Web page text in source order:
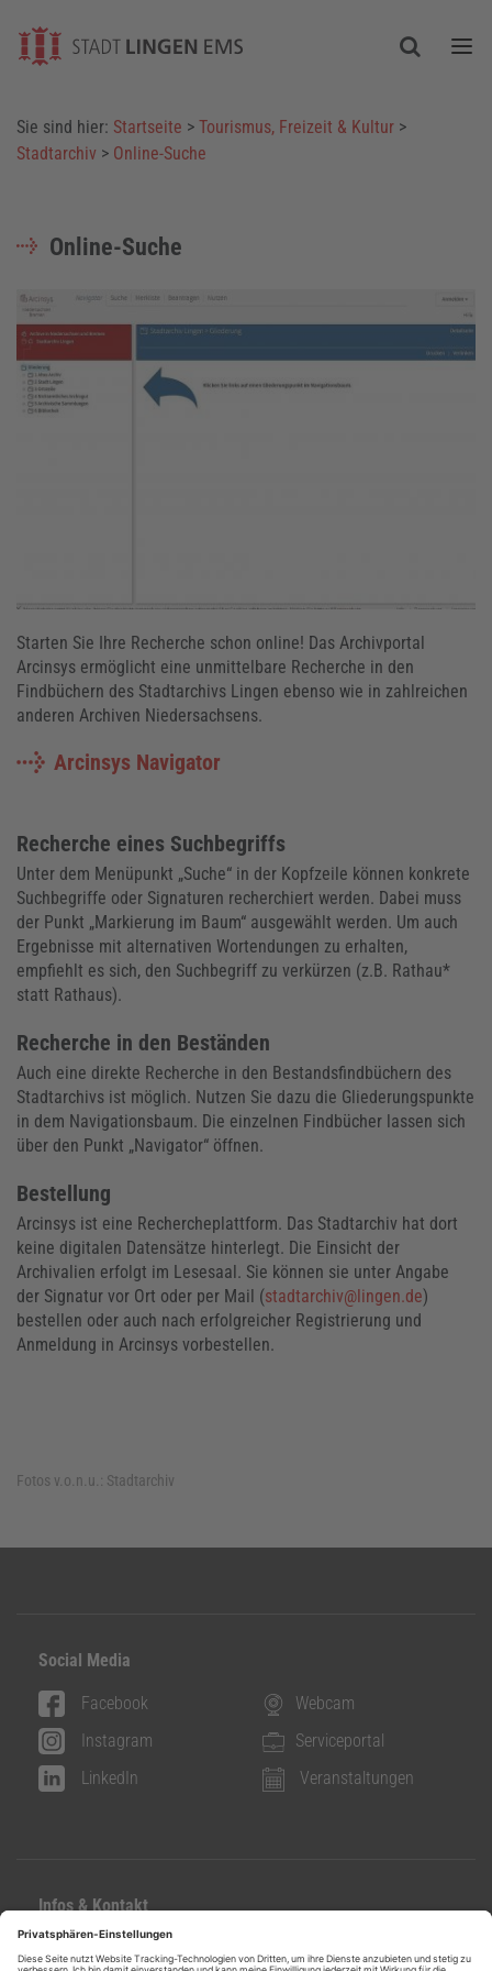
Sie sind hier: Startseite > Tourismus, Freizeit & Kultur >
Stadtarchiv > Online-Suche
Online-Suche
Starten Sie Ihre Recherche schon online! Das Archivportal
Arcinsys ermöglicht eine unmittelbare Recherche in den
Findbüchern des Stadtarchivs Lingen ebenso wie in zahlreichen
anderen Archiven Niedersachsens.
Arcinsys Navigator
Recherche eines Suchbegriffs
Unter dem Menüpunkt „Suche“ in der Kopfzeile können konkrete
Suchbegriffe oder Signaturen recherchiert werden. Dabei muss
der Punkt „Markierung im Baum“ ausgewählt werden. Um auch
Ergebnisse mit alternativen Wortendungen zu erhalten,
empfiehlt es sich, den Suchbegriff zu verkürzen (z.B. Rathau*
statt Rathaus).
Recherche in den Beständen
Auch eine direkte Recherche in den Bestandsfindbüchern des
Stadtarchivs ist möglich. Nutzen Sie dazu die Gliederungspunkte
in dem Navigationsbaum. Die einzelnen Findbücher lassen sich
über den Punkt „Navigator“ öffnen.
Bestellung
Arcinsys ist eine Rechercheplattform. Das Stadtarchiv hat dort
keine digitalen Datensätze hinterlegt. Die Einsicht der
Archivalien erfolgt im Lesesaal. Sie können sie unter Angabe
der Signatur vor Ort oder per Mail (stadtarchiv@lingen.de)
bestellen oder auch nach erfolgreicher Registrierung und
Anmeldung in Arcinsys vorbestellen.
Fotos v.o.n.u.: Stadtarchiv
Social Media
Facebook
Instagram
LinkedIn
Webcam
Serviceportal
Veranstaltungen
Infos & Kontakt
Kontakt